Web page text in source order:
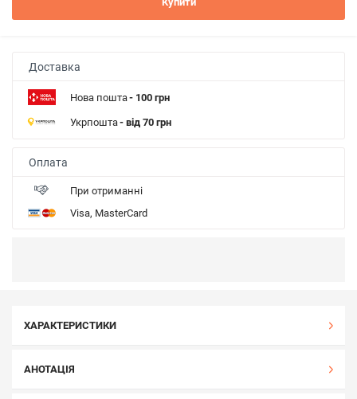
Доставка
Нова пошта- 100 грн
Укрпошта- від 70 грн
Оплата
При отриманні
Visa, MasterCard
ХАРАКТЕРИСТИКИ
АНОТАЦІЯ